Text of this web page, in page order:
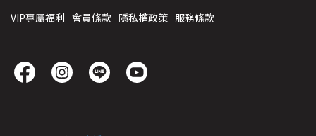
VIP專屬福利 會員條款 隱私權政策 服務條款